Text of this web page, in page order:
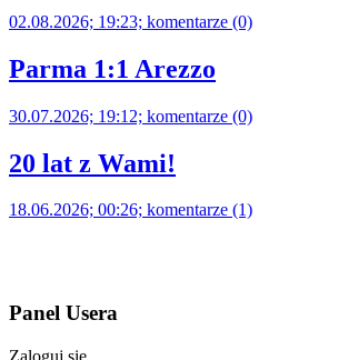
02.08.2026; 19:23; komentarze (0)
Parma 1:1 Arezzo
30.07.2026; 19:12; komentarze (0)
20 lat z Wami!
18.06.2026; 00:26; komentarze (1)
Panel Usera
Zaloguj się